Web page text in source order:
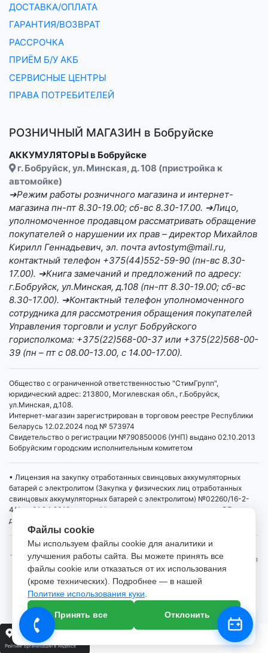
ДОСТАВКА/ОПЛАТА
ГАРАНТИЯ/ВОЗВРАТ
РАССРОЧКА
ПРИЁМ Б/У АКБ
СЕРВИСНЫЕ ЦЕНТРЫ
ПРАВА ПОТРЕБИТЕЛЕЙ
РОЗНИЧНЫЙ МАГАЗИН в Бобруйске
АККУМУЛЯТОРЫ в Бобруйске
г. Бобруйск, ул. Минская, д. 108 (пристройка к
автомойке)
➔Режим работы розничного магазина и интернет-
магазина пн-пт 8.30-19.00; сб-вс 8.30-17.00. ➔Лицо,
уполномоченное продавцом рассматривать обращение
покупателей о нарушении их прав – директор Михайлов
Кирилл Геннадьевич, эл. почта avtostym@mail.ru,
контактный телефон +375(44)552-59-90 (пн-вс 8.30-
17.00). ➔Книга замечаний и предложений по адресу:
г.Бобруйск, ул.Минская, д.108 (пн-пт 8.30-19.00; сб-вс
8.30-17.00). ➔Контактный телефон уполномоченного
сотрудника для рассмотрения обращения покупателей
Управления торговли и услуг Бобруйского
горисполкома: +375(22)568-00-37 или +375(22)568-00-
39 (пн – пт с 08.00-13.00, с 14.00-17.00).
Общество с ограниченной ответственностью "СтимГрупп",
юридический адрес: 213800, Могилевская обл., г.Бобруйск,
ул.Минская, д.108.
Интернет-магазин зарегистрирован в торговом реестре Республики
Беларусь 12.02.2024 под № 573974
Свидетельство о регистрации №790850006 (УНП) выдано 02.10.2013
Бобруйским городским исполнительным комитетом
• Лицензия на закупку отработанных свинцовых аккумуляторных
батарей с электролитом (Закупка у физических лиц отработанных
свинцовых аккумуляторных батарей с электролитом) №02260/16-2-
4/4 от 01.04.2019 выдана Министерством промышленности РБ,
действует бессрочно
Настройка файлов cookie
Файлы cookie
Мы используем файлы cookie для аналитики и
улучшения работы сайта. Вы можете принять все
файлы cookie или отказаться от их использования
(кроме технических). Подробнее — в нашей
Политике использования куки
Принять все Отклонить